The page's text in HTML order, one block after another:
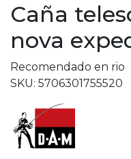
Caña
nova
Recomendado en rio
SKU: 5706301755520